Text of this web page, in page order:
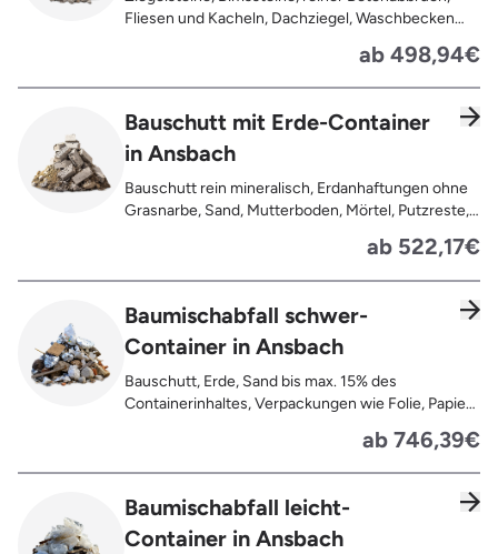
Fliesen und Kacheln, Dachziegel, Waschbecken
Pflastersteine, Kalksand-Mauerwerk, Zement und
Putzreste
ab 498,94€
Bauschutt mit Erde-Container
in Ansbach
Bauschutt rein mineralisch, Erdanhaftungen ohne
Grasnarbe, Sand, Mutterboden, Mörtel, Putzreste,
ab 522,17€
Baumischabfall schwer-
Container in Ansbach
Bauschutt, Erde, Sand bis max. 15% des
Containerinhaltes, Verpackungen wie Folie, Papier,
Kunststoffe, Gummi, Styropor, Holz (z.B.
Teppiche, Gardinen, Gipswände/
Trockenbauwände, Metalle, Bleche, Rohre, Kabel,
ab 746,39€
Baumischabfall leicht-
Container in Ansbach